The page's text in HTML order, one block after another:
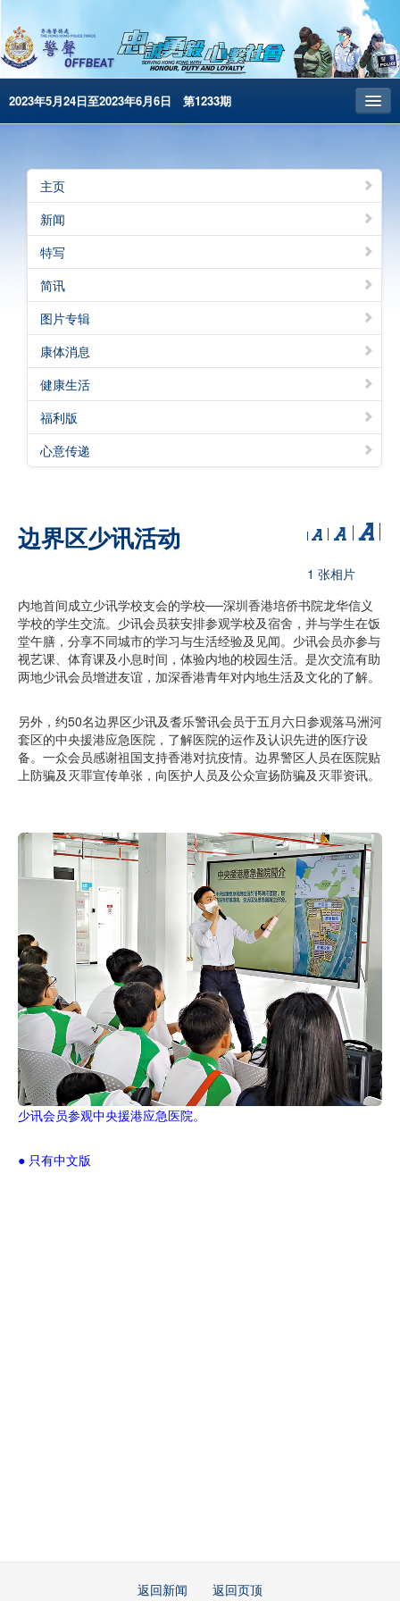
2023年5月24日至2023年6月6日 第1233期
昔日警声
警务处主页
繁體版
English
电子书版
警声特刊
主页
新闻
特写
简讯
图片专辑
康体消息
健康生活
福利版
心意传递
边界区少讯活动
1 张相片
内地首间成立少讯学校支会的学校──深圳香港培侨书院龙华信义
学校的学生交流。少讯会员获安排参观学校及宿舍，并与学生在饭
堂午膳，分享不同城市的学习与生活经验及见闻。少讯会员亦参与
视艺课、体育课及小息时间，体验内地的校园生活。是次交流有助
两地少讯会员增进友谊，加深香港青年对内地生活及文化的了解。
另外，约50名边界区少讯及耆乐警讯会员于五月六日参观落马洲河
套区的中央援港应急医院，了解医院的运作及认识先进的医疗设
备。一众会员感谢祖国支持香港对抗疫情。边界警区人员在医院贴
上防骗及灭罪宣传单张，向医护人员及公众宣扬防骗及灭罪资讯。
少讯会员参观中央援港应急医院。
● 只有中文版
返回新闻 返回页顶